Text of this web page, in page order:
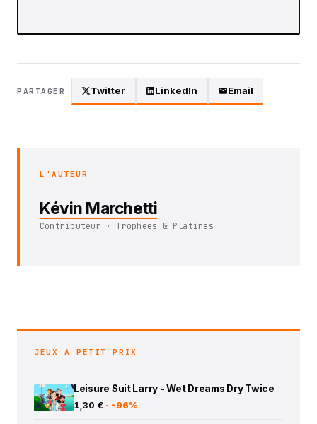
PARTAGER Twitter LinkedIn Email
L'AUTEUR
Kévin Marchetti
Contributeur · Trophees & Platines
JEUX À PETIT PRIX
Leisure Suit Larry - Wet Dreams Dry Twice
1,30 € · -96%